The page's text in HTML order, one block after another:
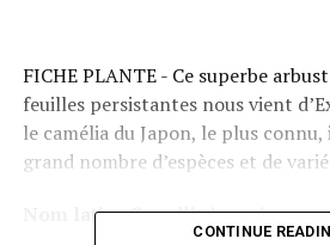
FICHE PLANTE - Ce superbe
feuilles persistantes nous vient
le camélia du Japon, le plus
grand nombre d’espèces et de
Nom latin:Camellia japonica.
CONTINUE